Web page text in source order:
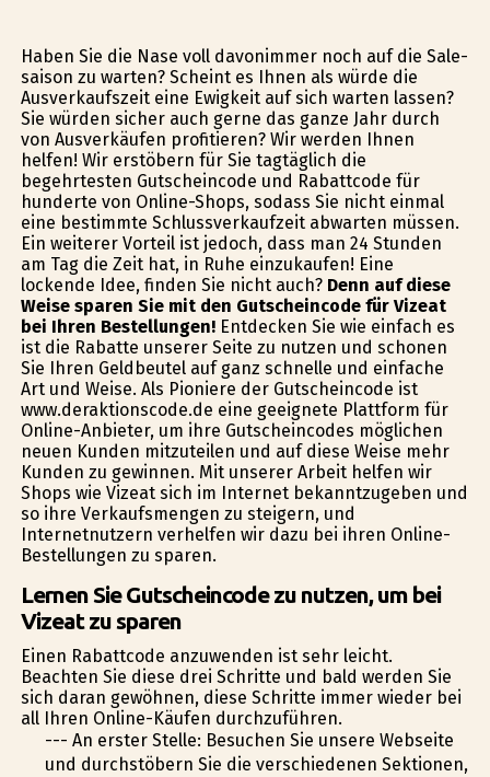
Haben Sie die Nase voll davonimmer noch auf die Sale-
saison zu warten? Scheint es Ihnen als würde die
Ausverkaufszeit eine Ewigkeit auf sich warten lassen?
Sie würden sicher auch gerne das ganze Jahr durch
von Ausverkäufen profitieren? Wir werden Ihnen
helfen! Wir erstöbern für Sie tagtäglich die
begehrtesten Gutscheincode und Rabattcode für
hunderte von Online-Shops, sodass Sie nicht einmal
eine bestimmte Schlussverkaufzeit abwarten müssen.
Ein weiterer Vorteil ist jedoch, dass man 24 Stunden
am Tag die Zeit hat, in Ruhe einzukaufen! Eine
lockende Idee, finden Sie nicht auch? Denn auf diese
Weise sparen Sie mit den Gutscheincode für Vizeat
bei Ihren Bestellungen!Entdecken Sie wie einfach es
ist die Rabatte unserer Seite zu nutzen und schonen
Sie Ihren Geldbeutel auf ganz schnelle und einfache
Art und Weise. Als Pioniere der Gutscheincode ist
www.deraktionscode.de eine geeignete Plattform für
Online-Anbieter, um ihre Gutscheincodes möglichen
neuen Kunden mitzuteilen und auf diese Weise mehr
Kunden zu gewinnen. Mit unserer Arbeit helfen wir
Shops wie Vizeat sich im Internet bekanntzugeben und
so ihre Verkaufsmengen zu steigern, und
Internetnutzern verhelfen wir dazu bei ihren Online-
Bestellungen zu sparen.
Lernen Sie Gutscheincode zu nutzen, um bei
Vizeat zu sparen
Einen Rabattcode anzuwenden ist sehr leicht.
Beachten Sie diese drei Schritte und bald werden Sie
sich daran gewöhnen, diese Schritte immer wieder bei
all Ihren Online-Käufen durchzuführen.
--- An erster Stelle: Besuchen Sie unsere Webseite
und durchstöbern Sie die verschiedenen Sektionen,